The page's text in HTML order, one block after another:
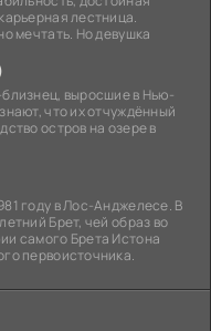
лестница.
мечтать. Но девушка
выросшие в Нью-
что их отчуждённый
остров на озере в
году в Лос-Анджелесе. В
Брет, чей образ во
самого Брета Истона
первоисточника.